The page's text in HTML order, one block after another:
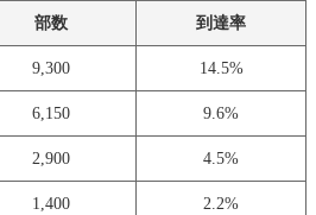
部数 到達率
9,300 14.5%
6,150 9.6%
2,900 4.5%
1,400 2.2%